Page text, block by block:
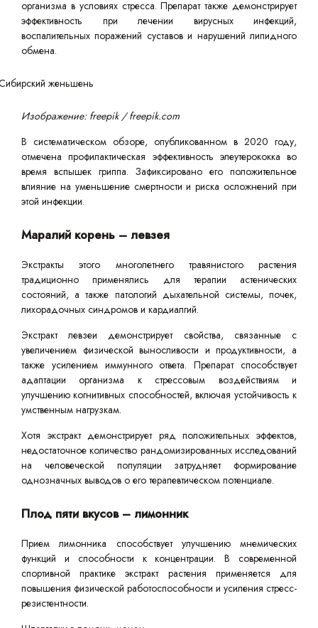
организма в условиях стресса. Препарат также демонстрирует
эффективность при лечении вирусных инфекций,
воспалительных поражений суставов и нарушений липидного
обмена.
Изображение: freepik / freepik.com
В систематическом обзоре, опубликованном в 2020 году,
отмечена профилактическая эффективность элеутерококка во
время вспышек гриппа. Зафиксировано его положительное
влияние на уменьшение смертности и риска осложнений при
этой инфекции.
Маралий корень – левзея
Экстракты этого многолетнего травянистого растения
традиционно применялись для терапии астенических
состояний, а также патологий дыхательной системы, почек,
лихорадочных синдромов и кардиалгий.
Экстракт левзеи демонстрирует свойства, связанные с
увеличением физической выносливости и продуктивности, а
также усилением иммунного ответа. Препарат способствует
адаптации организма к стрессовым воздействиям и
улучшению когнитивных способностей, включая устойчивость к
умственным нагрузкам.
Хотя экстракт демонстрирует ряд положительных эффектов,
недостаточное количество рандомизированных исследований
на человеческой популяции затрудняет формирование
однозначных выводов о его терапевтическом потенциале.
Плод пяти вкусов – лимонник
Прием лимонника способствует улучшению мнемических
функций и способности к концентрации. В современной
спортивной практике экстракт растения применяется для
повышения физической работоспособности и усиления стресс-
резистентности.